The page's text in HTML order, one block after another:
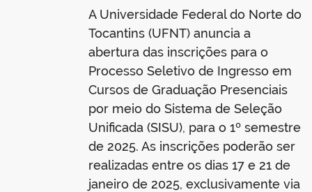
A Universidade Federal do Norte do
Tocantins (UFNT) anuncia a
abertura das inscrições para o
Processo Seletivo de Ingresso em
Cursos de Graduação Presenciais
por meio do Sistema de Seleção
Unificada (SISU), para o 1º semestre
de 2025. As inscrições poderão ser
realizadas entre os dias 17 e 21 de
janeiro de 2025, exclusivamente via